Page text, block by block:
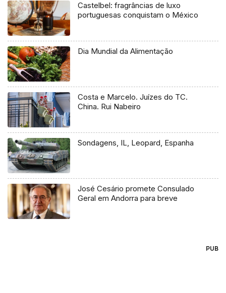
Castelbel: fragrâncias de luxo
portuguesas conquistam o México
Dia Mundial da Alimentação
Costa e Marcelo. Juízes do TC.
China. Rui Nabeiro
Sondagens, IL, Leopard, Espanha
José Cesário promete Consulado
Geral em Andorra para breve
PUB